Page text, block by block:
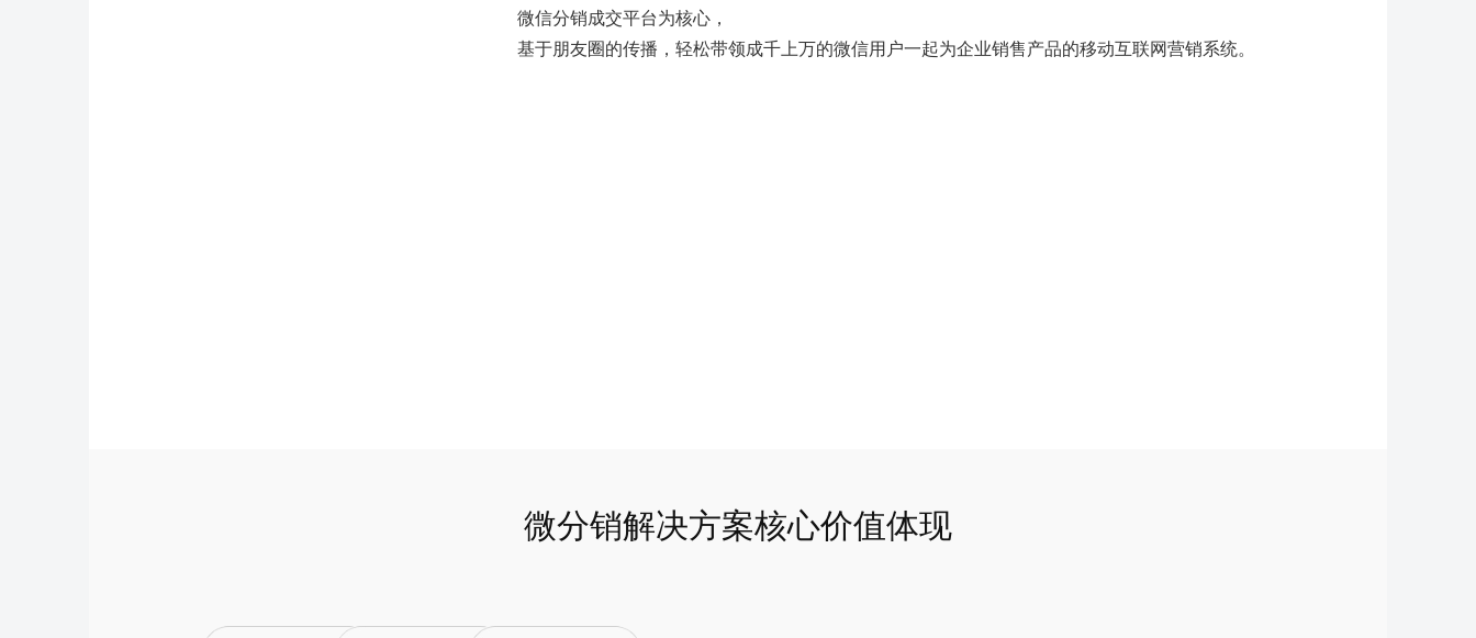
微信分销成交平台为核心，
基于朋友圈的传播，轻松带领成千上万的微信用户一起为企业销售产品的移动互联网营销系统。
微分销解决方案核心价值体现